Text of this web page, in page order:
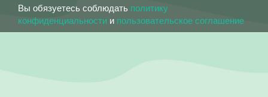
Вы обязуетесь соблюдать политику
конфиденциальности и пользовательское соглашение